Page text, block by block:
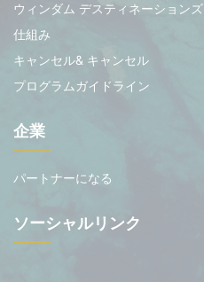
ウィンダム デスティネーションズ
仕組み
キャンセル& キャンセル
プログラムガイドライン
企業
パートナーになる
ソーシャルリンク